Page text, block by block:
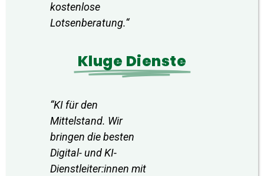
kostenlose
Lotsenberatung.“
Kluge Dienste
“KI für den
Mittelstand. Wir
bringen die besten
Digital- und KI-
Dienstleiter:innen mit